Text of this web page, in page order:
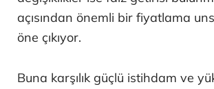
açısından önemli bir fiyatlama
öne çıkıyor.
Buna karşılık güçlü istihdam ve